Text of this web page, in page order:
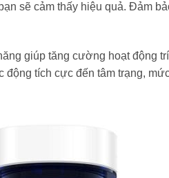
sẽ cảm thấy hiệu quả. Đảm
giúp tăng cường hoạt động
tích cực đến tâm trạng,